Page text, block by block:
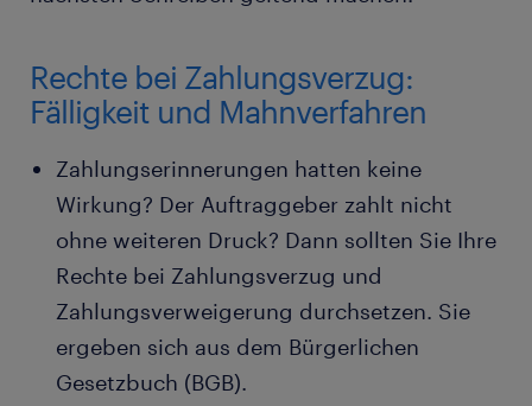
Rechte bei Zahlungsverzug:
Fälligkeit und Mahnverfahren
Zahlungserinnerungen hatten keine
Wirkung? Der Auftraggeber zahlt nicht
ohne weiteren Druck? Dann sollten Sie Ihre
Rechte bei Zahlungsverzug und
Zahlungsverweigerung durchsetzen. Sie
ergeben sich aus dem Bürgerlichen
Gesetzbuch (BGB).